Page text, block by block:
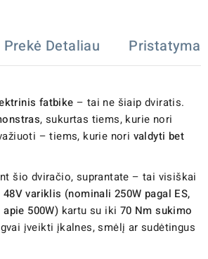
Prekė Detaliau Pristatymas
fatbike – tai ne šiaip dviratis.
, sukurtas tiems, kurie nori
– tiems, kurie nori valdyti bet
šio dviračio, suprantate – tai visiškai
48V variklis (nominali 250W pagal ES,
500W) kartu su iki 70 Nm sukimo
įveikti įkalnes, smėlį ar sudėtingus